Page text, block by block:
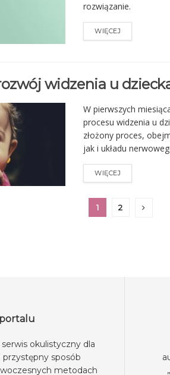
rozwiązanie.
WIĘCEJ
widzenia u
W pierwszych
procesu widzenia u
złożony proces,
jak i układu
WIĘCEJ
1 2
okulistyczny dla
sposób
metodach